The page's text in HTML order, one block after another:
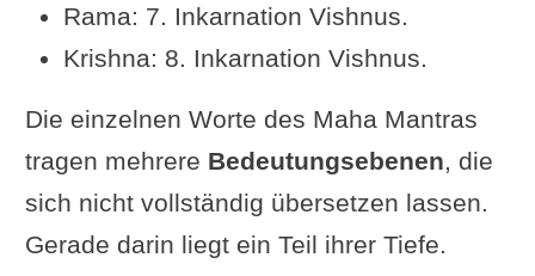
Rama: 7. Inkarnation Vishnus.
Krishna: 8. Inkarnation Vishnus.
Die einzelnen Worte des Maha Mantras
tragen mehrere Bedeutungsebenen, die
sich nicht vollständig übersetzen lassen.
Gerade darin liegt ein Teil ihrer Tiefe.